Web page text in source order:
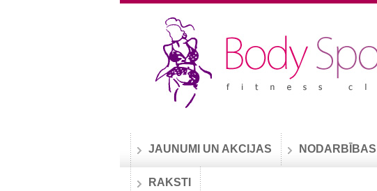
JAUNUMI UN AKCIJAS NODARBĪBAS
RAKSTI